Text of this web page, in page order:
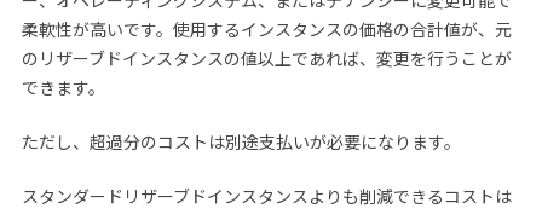
柔軟性が高いです。使用するインスタンスの価格の合計値が、元
のリザーブドインスタンスの値以上であれば、変更を行うことが
できます。
ただし、超過分のコストは別途支払いが必要になります。
スタンダードリザーブドインスタンスよりも削減できるコストは